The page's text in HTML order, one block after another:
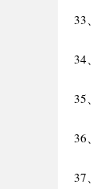
33
34
35
36
37